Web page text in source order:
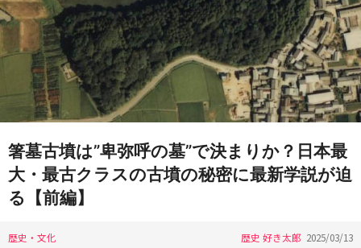
箸墓古墳は”卑弥呼の墓”で決まりか？日本最
大・最古クラスの古墳の秘密に最新学説が迫
る【前編】
歴史・文化 歴史 好き太郎 2025/03/13